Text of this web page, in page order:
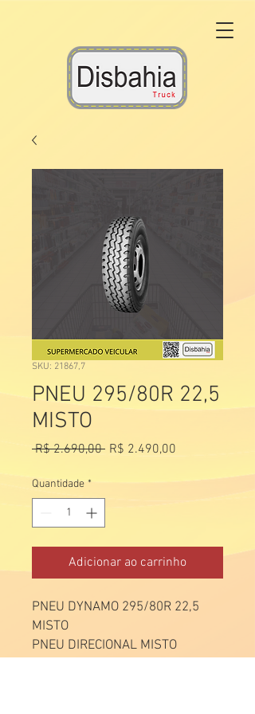
SKU: 21867,7
PNEU 295/80R 22,5
MISTO
R$ 2.690,00 Preço
R$ 2.490,00
Quantidade *
Adicionar ao carrinho
PNEU DYNAMO 295/80R 22,5
MISTO
PNEU DIRECIONAL MISTO